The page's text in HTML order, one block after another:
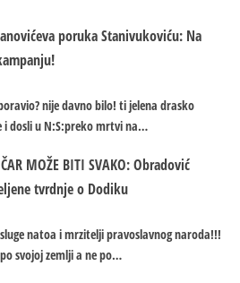
poruka Stanivukoviću: Na
nije davno bilo! ti jelena drasko
i dosli u N:S:preko mrtvi na…
MOŽE BITI SVAKO: Obradović
tvrdnje o Dodiku
natoa i mrzitelji pravoslavnog naroda!!!
svojoj zemlji a ne po…